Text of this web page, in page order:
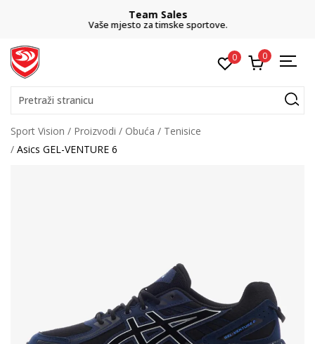
Team Sales
Vaše mjesto za timske sportove.
0 0
Pretraži stranicu
Sport Vision Proizvodi Obuća
Tenisice
Asics GEL-VENTURE 6